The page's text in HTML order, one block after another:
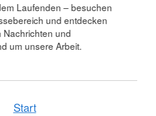
Laufenden – besuchen
und entdecken
Nachrichten und
um unsere Arbeit.
Start